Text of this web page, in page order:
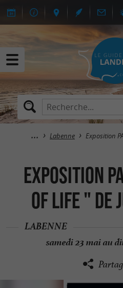
Labenne Exposition
Exposition
of life " de
LABENNE
samedi 23 mai au